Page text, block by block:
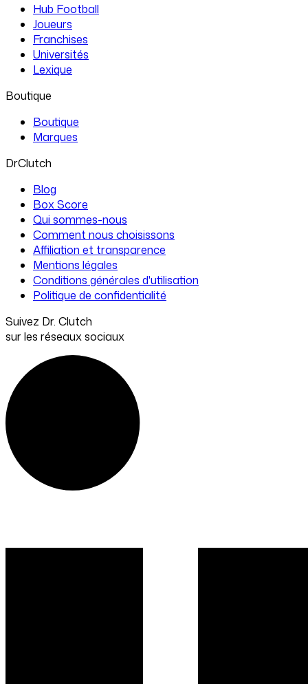
Hub Football
Joueurs
Franchises
Universités
Lexique
Boutique
Boutique
Marques
DrClutch
Blog
Box Score
Qui sommes-nous
Comment nous choisissons
Affiliation et transparence
Mentions légales
Conditions générales d'utilisation
Politique de confidentialité
Suivez Dr. Clutch
sur les réseaux sociaux